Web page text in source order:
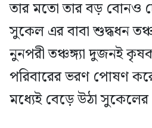
তার মতো তার বড় বোনও
সুকেল এর বাবা শুদ্ধধন
নুনপরী তঞ্চঙ্গ্যা দুজনই
পরিবারের ভরণ পোষণ
মধ্যেই বেড়ে উঠা